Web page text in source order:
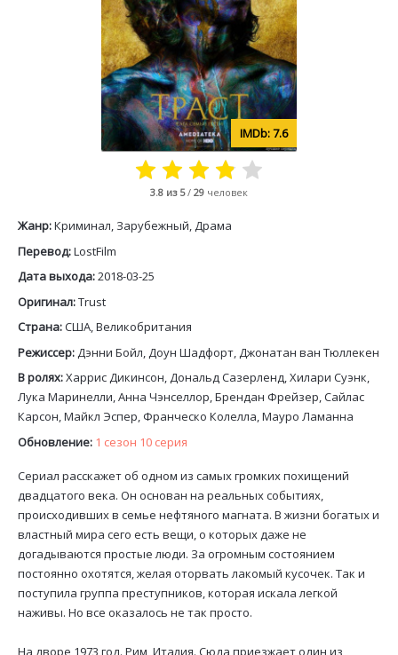
7.6
3.8 из 5/ 29 человек
Жанр:Криминал, Зарубежный, Драма
Перевод:LostFilm
Дата выхода:2018-03-25
Оригинал:Trust
Страна:США, Великобритания
Режиссер: Дэнни Бойл, Доун Шадфорт, Джонатан ван Тюллекен
В ролях:Харрис Дикинсон, Дональд Сазерленд, Хилари Суэнк,
Лука Маринелли, Анна Чэнселлор, Брендан Фрейзер, Сайлас
Карсон, Майкл Эспер, Франческо Колелла, Мауро Ламанна
Обновление: 1 сезон 10 серия
Сериал расскажет об одном из самых громких похищений
двадцатого века. Он основан на реальных событиях,
происходивших в семье нефтяного магната. В жизни богатых и
властный мира сего есть вещи, о которых даже не
догадываются простые люди. За огромным состоянием
постоянно охотятся, желая оторвать лакомый кусочек. Так и
поступила группа преступников, которая искала легкой
наживы. Но все оказалось не так просто.
На дворе 1973 год. Рим, Италия. Сюда приезжает один из